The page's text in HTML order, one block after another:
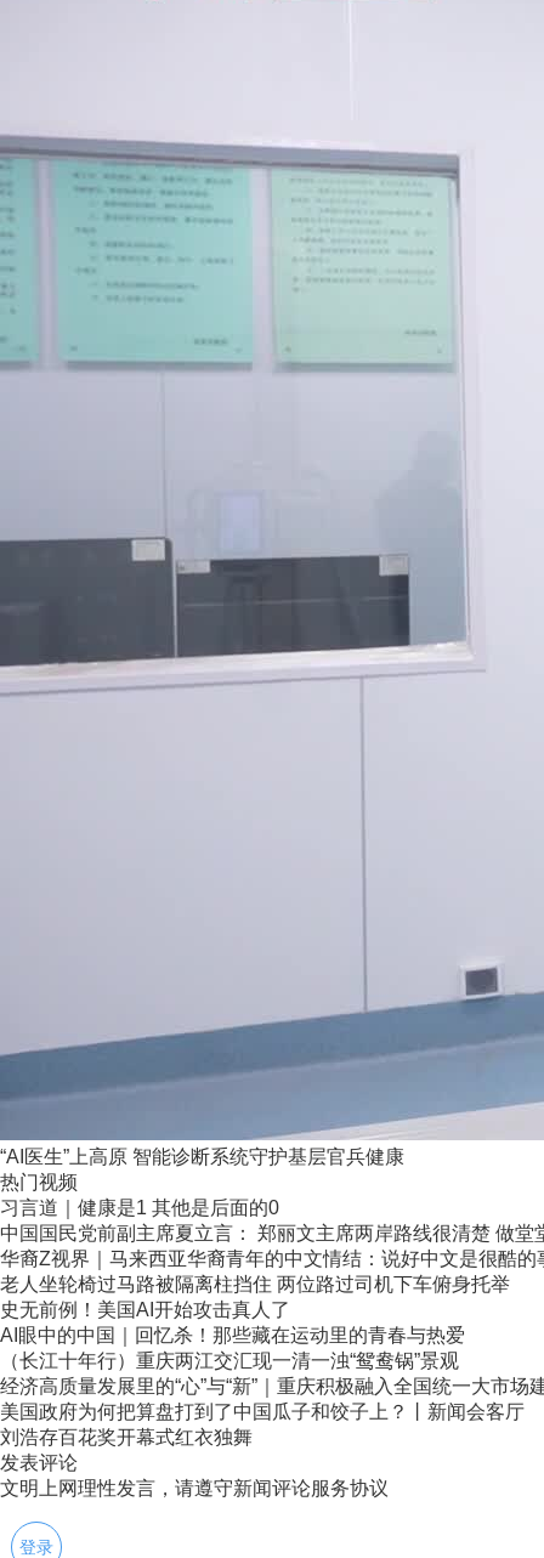
“AI医生”上高原 智能诊断系统守护基层官兵健康
热门视频
习言道｜健康是1 其他是后面的0
中国国民党前副主席夏立言： 郑丽文主席两岸路线很清楚 做堂
华裔Z视界｜马来西亚华裔青年的中文情结：说好中文是很酷的
老人坐轮椅过马路被隔离柱挡住 两位路过司机下车俯身托举
史无前例！美国AI开始攻击真人了
AI眼中的中国｜回忆杀！那些藏在运动里的青春与热爱
（长江十年行）重庆两江交汇现一清一浊“鸳鸯锅”景观
经济高质量发展里的“心”与“新”｜重庆积极融入全国统一大市场
美国政府为何把算盘打到了中国瓜子和饺子上？丨新闻会客厅
刘浩存百花奖开幕式红衣独舞
发表评论
文明上网理性发言，请遵守新闻评论服务协议
登录